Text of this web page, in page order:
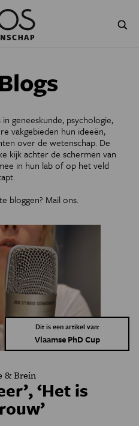
GESCHIEDENIS
BLOGS
geneeskunde, psychologie,
vakgebieden hun ideeën,
over de wetenschap. De
kijk achter de schermen van
in hun lab of op het veld
bloggen? Mail ons.
Dit is een artikel van:
Vlaamse PhD Cup
& Brein
‘Het is